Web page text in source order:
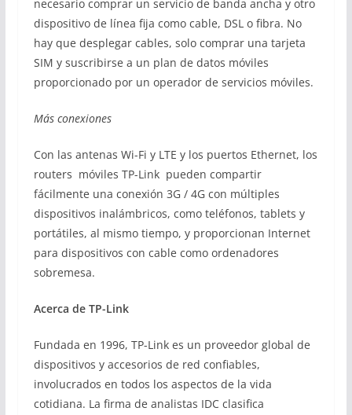
necesario comprar un servicio de banda ancha y otro
dispositivo de línea fija como cable, DSL o fibra. No
hay que desplegar cables, solo comprar una tarjeta
SIM y suscribirse a un plan de datos móviles
proporcionado por un operador de servicios móviles.
Más conexiones
Con las antenas Wi-Fi y LTE y los puertos Ethernet, los
routers móviles TP-Link pueden compartir
fácilmente una conexión 3G / 4G con múltiples
dispositivos inalámbricos, como teléfonos, tablets y
portátiles, al mismo tiempo, y proporcionan Internet
para dispositivos con cable como ordenadores
sobremesa.
Acerca de TP-Link
Fundada en 1996, TP-Link es un proveedor global de
dispositivos y accesorios de red confiables,
involucrados en todos los aspectos de la vida
cotidiana. La firma de analistas IDC clasifica